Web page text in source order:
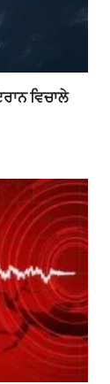
ਵਿਚਾਲੇ